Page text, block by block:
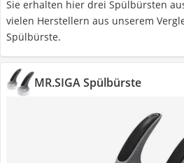
Sie erhalten hier drei Spülbürsten
vielen Herstellern aus unserem
Spülbürste.
MR.SIGA Spülbürste